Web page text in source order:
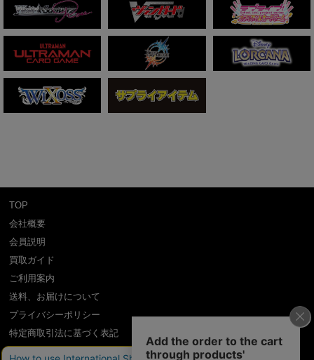
TOP
会社概要
会員説明
買取ガイド
ご利用案内
送料、お届けについて
プライバシーポリシー
特定商取引法に基づく表記